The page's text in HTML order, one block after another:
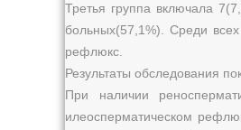
Третья группа включала
больных(57,1%). Среди
рефлюкс.
Результаты обследования
При наличии
илеосперматическом